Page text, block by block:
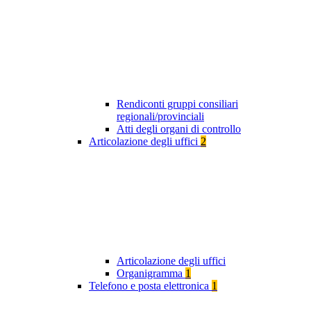
Rendiconti gruppi consiliari
regionali/provinciali
Atti degli organi di controllo
Articolazione degli uffici 2
Articolazione degli uffici
Organigramma 1
Telefono e posta elettronica 1